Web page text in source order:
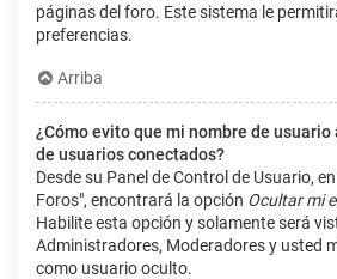
páginas del foro. Este sistema le
preferencias.
Arriba
¿Cómo evito que mi nombre de
de usuarios conectados?
Desde su Panel de Control de Usuario,
Foros", encontrará la opción Ocultar mi
Habilite esta opción y solamente será
Administradores, Moderadores y usted
como usuario oculto.